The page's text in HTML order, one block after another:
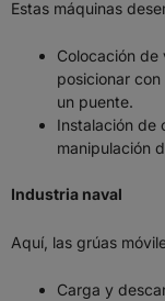
Estas máquinas
Colocación de
posicionar
un puente.
Instalación de
manipulación
Industria naval
Aquí, las grúas
Carga y